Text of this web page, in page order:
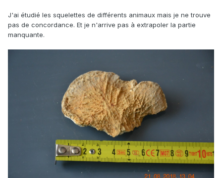
J'ai étudié les squelettes de différents animaux mais je ne trouve
pas de concordance. Et je n'arrive pas à extrapoler la partie
manquante.